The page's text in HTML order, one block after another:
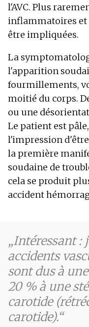
l'AVC. Plus
inflammatoires et
être impliquées.
La
l'apparition
fourmillements,
moitié du corps.
ou une
Le patient est
l'impression d'être
la première
soudaine de
cela se produit
accident
Intéressant :
accidents
sont dus à
20 % à une
carotide
carotide).